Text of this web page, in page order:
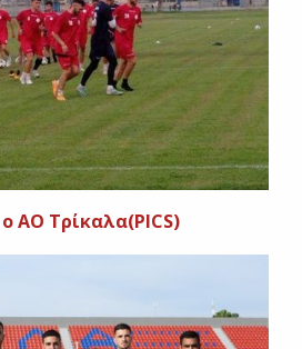
ΑΟ Τρίκαλα(PICS)